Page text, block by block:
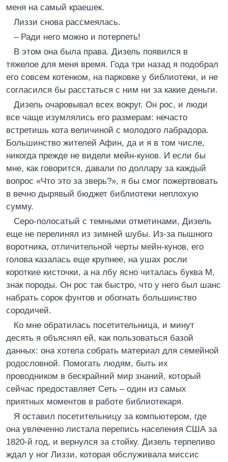
меня на самый краешек.
Лиззи снова рассмеялась.
– Ради него можно и потерпеть!
В этом она была права. Дизель появился в
тяжелое для меня время. Года три назад я подобрал
его совсем котенком, на парковке у библиотеки, и не
согласился бы расстаться с ним ни за какие деньги.
Дизель очаровывал всех вокруг. Он рос, и люди
все чаще изумлялись его размерам: нечасто
встретишь кота величиной с молодого лабрадора.
Большинство жителей Афин, да и я в том числе,
никогда прежде не видели мейн-кунов. И если бы
мне, как говорится, давали по доллару за каждый
вопрос «Что это за зверь?», я бы смог пожертвовать
в вечно дырявый бюджет библиотеки неплохую
сумму.
Серо-полосатый с темными отметинами, Дизель
еще не перелинял из зимней шубы. Из-за пышного
воротника, отличительной черты мейн-кунов, его
голова казалась еще крупнее, на ушах росли
короткие кисточки, а на лбу ясно читалась буква М,
знак породы. Он рос так быстро, что у него был шанс
набрать сорок фунтов и обогнать большинство
сородичей.
Ко мне обратилась посетительница, и минут
десять я объяснял ей, как пользоваться базой
данных: она хотела собрать материал для семейной
родословной. Помогать людям, быть их
проводником в бескрайний мир знаний, который
сейчас предоставляет Сеть – один из самых
приятных моментов в работе библиотекаря.
Я оставил посетительницу за компьютером, где
она увлеченно листала перепись населения США за
1820-й год, и вернулся за стойку. Дизель терпеливо
ждал у ног Лиззи, которая обслуживала миссис